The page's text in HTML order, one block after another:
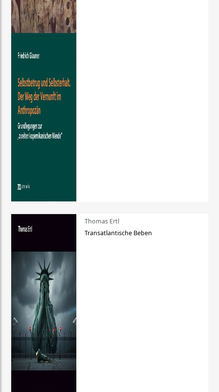
Thomas Ertl
Transatlantische Beben